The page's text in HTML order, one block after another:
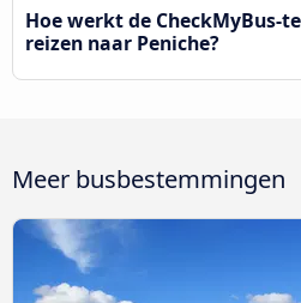
Hoe werkt de CheckMyBus-
reizen naar Peniche?
Meer busbestemmingen